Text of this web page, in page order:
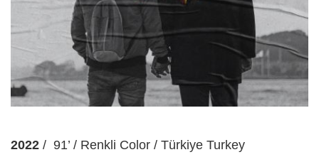
2022 / 91’ / Renkli Color / Türkiye Turkey